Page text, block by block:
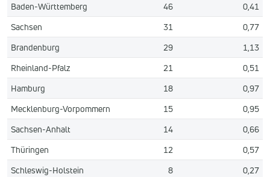
Baden-Württemberg
46
0,41
Sachsen
31
0,77
Brandenburg
29
1,13
Rheinland-Pfalz
21
0,51
Hamburg
18
0,97
Mecklenburg-Vorpommern
15
0,95
Sachsen-Anhalt
14
0,66
Thüringen
12
0,57
Schleswig-Holstein
8
0,27